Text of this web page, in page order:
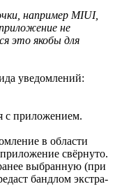
например MIUI,
не
это якобы для
уведомлений:
с приложением.
в области
свёрнуто.
выбранную (при
бандлом экстра-